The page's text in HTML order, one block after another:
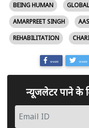
BEING HUMAN
AMARPREET SINGH
REHABILITATION
SHARE SHARE
न्यूजलेटर पाने के